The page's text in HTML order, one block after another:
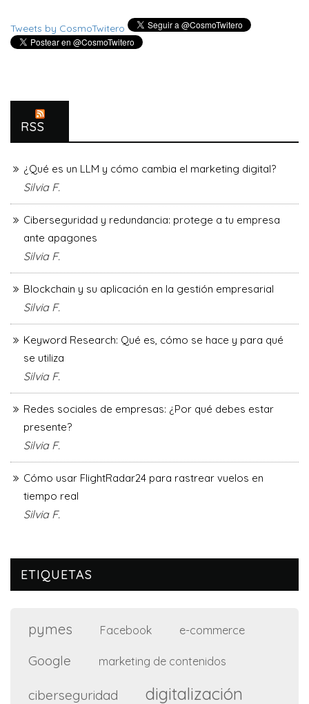
Tweets by CosmoTwitero
RSS
¿Qué es un LLM y cómo cambia el marketing digital?
Silvia F.
Ciberseguridad y redundancia: protege a tu empresa
ante apagones
Silvia F.
Blockchain y su aplicación en la gestión empresarial
Silvia F.
Keyword Research: Qué es, cómo se hace y para qué
se utiliza
Silvia F.
Redes sociales de empresas: ¿Por qué debes estar
presente?
Silvia F.
Cómo usar FlightRadar24 para rastrear vuelos en
tiempo real
Silvia F.
ETIQUETAS
pymes Facebook e-commerce
Google marketing de contenidos
ciberseguridad digitalización